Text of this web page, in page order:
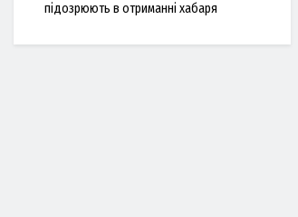
підозрюють в отриманні хабаря